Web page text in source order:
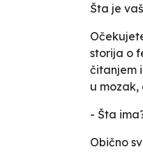
Šta je
storija o
čitanjem
u mozak,
- Šta
Obično